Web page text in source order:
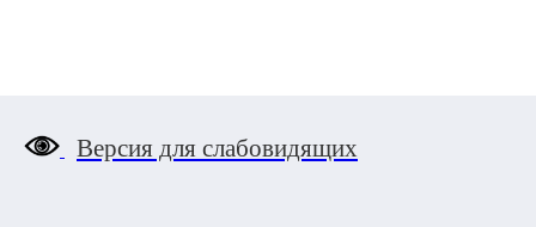
Версия для слабовидящих